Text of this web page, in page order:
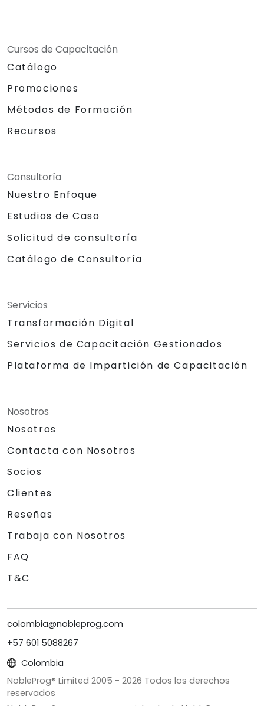
Cursos de Capacitación
Catálogo
Promociones
Métodos de Formación
Recursos
Consultoría
Nuestro Enfoque
Estudios de Caso
Solicitud de consultoría
Catálogo de Consultoría
Servicios
Transformación Digital
Servicios de Capacitación Gestionados
Plataforma de Impartición de Capacitación
Nosotros
Nosotros
Contacta con Nosotros
Socios
Clientes
Reseñas
Trabaja con Nosotros
FAQ
T&C
colombia@nobleprog.com
+57 601 5088267
Colombia
NobleProg® Limited 2005 - 2026 Todos los derechos
reservados